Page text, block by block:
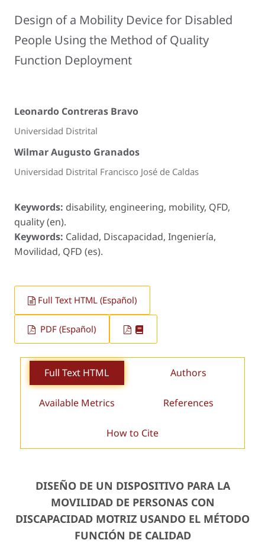
Design of a Mobility Device for Disabled
People Using the Method of Quality
Function Deployment
Leonardo Contreras Bravo
Universidad Distrital
Wilmar Augusto Granados
Universidad Distrital Francisco José de Caldas
Keywords: disability, engineering, mobility, QFD,
quality (en).
Keywords: Calidad, Discapacidad, Ingeniería,
Movilidad, QFD (es).
Full Text HTML (Español)
PDF (Español)
Full Text HTML Authors
Available Metrics References
How to Cite
DISEÑO DE UN DISPOSITIVO PARA LA
MOVILIDAD DE PERSONAS CON
DISCAPACIDAD MOTRIZ USANDO EL MÉTODO
FUNCIÓN DE CALIDAD